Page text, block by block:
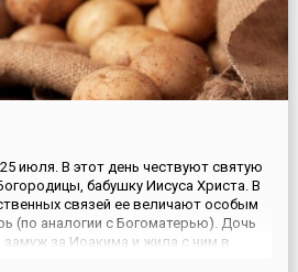
июля. В этот день чествуют святую
бабушку Иисуса Христа. В
связей ее величают особым
(по аналогии с Богоматерью). Дочь
за Иоакима и жила с ним в